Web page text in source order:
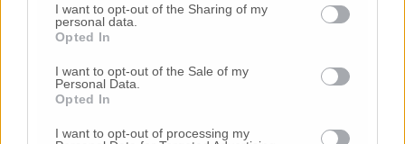
I want to opt-out of the Sharing of my
personal data.
Opted In
I want to opt-out of the Sale of my
Personal Data.
Opted In
I want to opt-out of processing my
Commenta